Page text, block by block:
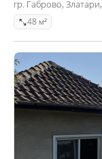
гр. Габрово,
48 м²